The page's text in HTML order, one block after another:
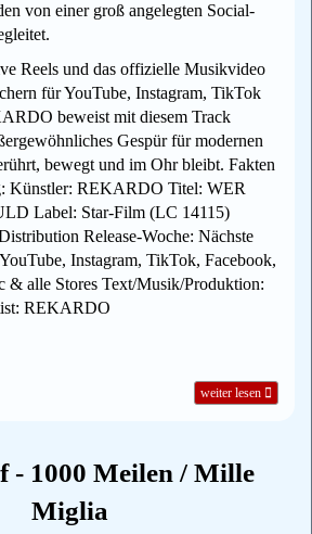
von einer groß angelegten Social-
Reels und das offizielle Musikvideo
für YouTube, Instagram, TikTok
beweist mit diesem Track
Gespür für modernen
bewegt und im Ohr bleibt. Fakten
Künstler: REKARDO Titel: WER
Label: Star-Film (LC 14115)
Release-Woche: Nächste
Instagram, TikTok, Facebook,
& alle Stores Text/Musik/Produktion:
REKARDO
weiter lesen
- 1000 Meilen / Mille
Miglia